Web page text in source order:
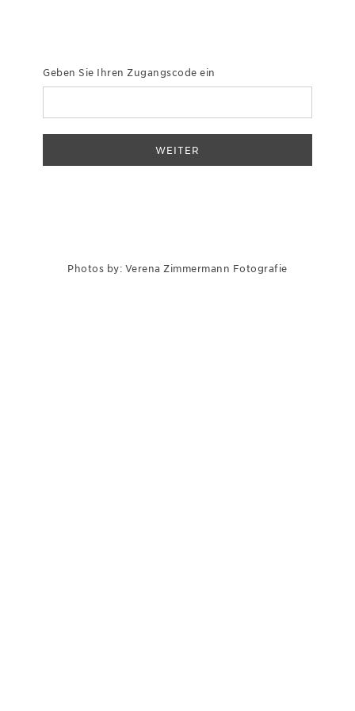
Geben Sie Ihren Zugangscode ein
WEITER
Photos by: Verena Zimmermann Fotografie